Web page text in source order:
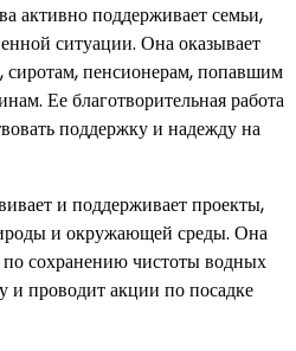
активно поддерживает семьи,
ситуации. Она оказывает
пенсионерам, попавшим
Ее благотворительная работа
поддержку и надежду на
и поддерживает проекты,
и окружающей среды. Она
сохранению чистоты водных
и проводит акции по посадке